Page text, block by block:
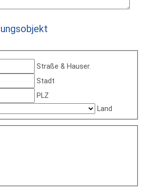
Straße & Hauser.
Stadt
PLZ
Land